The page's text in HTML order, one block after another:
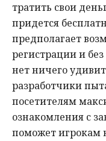
тратить свои
придется
предполагает
регистрации и
нет ничего
разработчики
посетителям
ознакомления с
поможет игрокам